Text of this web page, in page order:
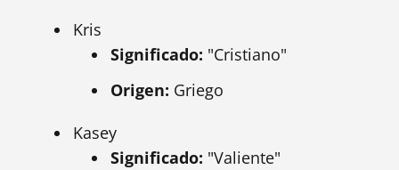
Kris
Significado: "Cristiano"
Origen: Griego
Kasey
Significado: "Valiente"